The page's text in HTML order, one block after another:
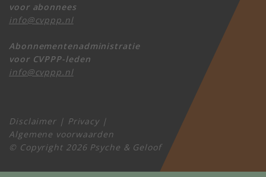
voor abonnees
info@cvppp.nl
Abonnementenadministratie
voor CVPPP-leden
info@cvppp.nl
Disclaimer | Privacy |
Algemene voorwaarden
© Copyright 2026 Psyche & Geloof